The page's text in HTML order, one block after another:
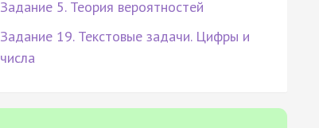
Задание 5. Теория вероятностей
Задание 19. Текстовые задачи. Цифры и
числа